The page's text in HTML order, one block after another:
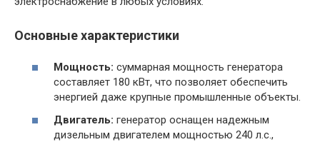
Основные характеристики
Мощность: суммарная мощность генератора
составляет 180 кВт, что позволяет обеспечить
энергией даже крупные промышленные объекты.
Двигатель: генератор оснащен надежным
дизельным двигателем мощностью 240 л.с.,